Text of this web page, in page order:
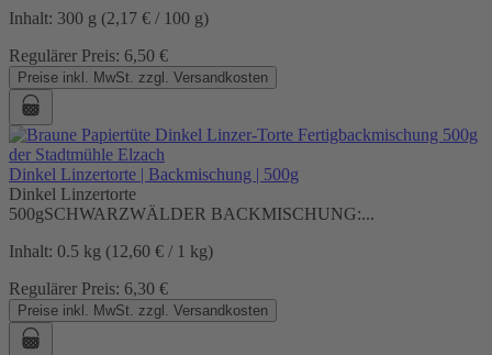
Inhalt: 300 g (2,17 € / 100 g)
Regulärer Preis: 6,50 €
Preise inkl. MwSt. zzgl. Versandkosten
Dinkel Linzertorte | Backmischung | 500g
Dinkel Linzertorte
500gSCHWARZWÄLDER BACKMISCHUNG:...
Inhalt: 0.5 kg (12,60 € / 1 kg)
Regulärer Preis: 6,30 €
Preise inkl. MwSt. zzgl. Versandkosten